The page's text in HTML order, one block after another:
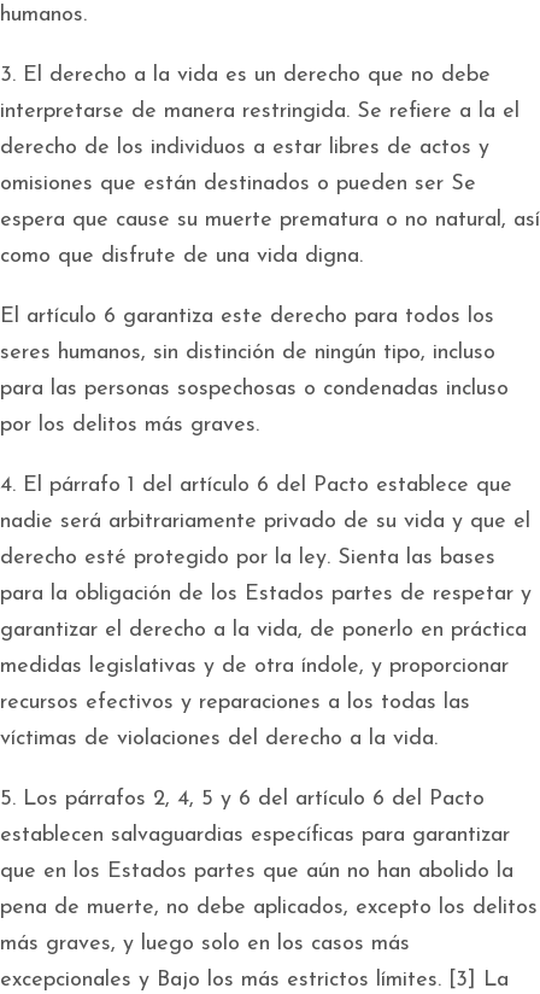
humanos.
3. El derecho a la vida es un derecho que no debe
interpretarse de manera restringida. Se refiere a la el
derecho de los individuos a estar libres de actos y
omisiones que están destinados o pueden ser Se
espera que cause su muerte prematura o no natural, así
como que disfrute de una vida digna.
El artículo 6 garantiza este derecho para todos los
seres humanos, sin distinción de ningún tipo, incluso
para las personas sospechosas o condenadas incluso
por los delitos más graves.
4. El párrafo 1 del artículo 6 del Pacto establece que
nadie será arbitrariamente privado de su vida y que el
derecho esté protegido por la ley. Sienta las bases
para la obligación de los Estados partes de respetar y
garantizar el derecho a la vida, de ponerlo en práctica
medidas legislativas y de otra índole, y proporcionar
recursos efectivos y reparaciones a los todas las
víctimas de violaciones del derecho a la vida.
5. Los párrafos 2, 4, 5 y 6 del artículo 6 del Pacto
establecen salvaguardias específicas para garantizar
que en los Estados partes que aún no han abolido la
pena de muerte, no debe aplicados, excepto los delitos
más graves, y luego solo en los casos más
excepcionales y Bajo los más estrictos límites. [3] La